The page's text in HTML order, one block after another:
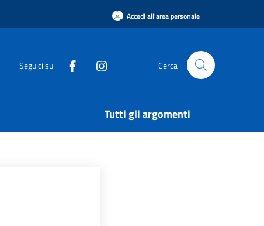
Accedi all'area personale
Seguici su Cerca
Tutti gli argomenti